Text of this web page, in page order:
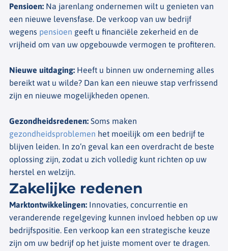
Pensioen: Na jarenlang ondernemen wilt u genieten van
een nieuwe levensfase. De verkoop van uw bedrijf
wegens pensioen geeft u financiële zekerheid en de
vrijheid om van uw opgebouwde vermogen te profiteren.
Nieuwe uitdaging: Heeft u binnen uw onderneming alles
bereikt wat u wilde? Dan kan een nieuwe stap verfrissend
zijn en nieuwe mogelijkheden openen.
Gezondheidsredenen: Soms maken
gezondheidsproblemen het moeilijk om een bedrijf te
blijven leiden. In zo’n geval kan een overdracht de beste
oplossing zijn, zodat u zich volledig kunt richten op uw
herstel en welzijn.
Zakelijke redenen
Marktontwikkelingen: Innovaties, concurrentie en
veranderende regelgeving kunnen invloed hebben op uw
bedrijfspositie. Een verkoop kan een strategische keuze
zijn om uw bedrijf op het juiste moment over te dragen.